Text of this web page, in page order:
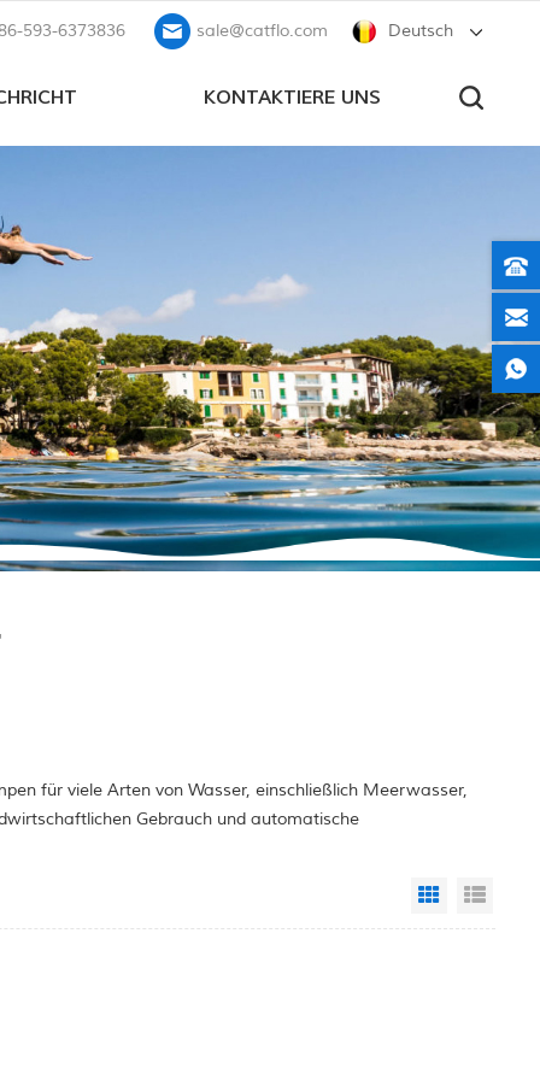
Deutsch
593-6373836 sale@catflo.com
KONTAKTIERE UNS
für viele Arten von Wasser, einschließlich Meerwasser,
Gebrauch und automatische
Grid View